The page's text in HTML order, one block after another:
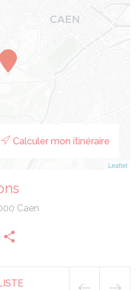
Leaflet
Calculer mon itinéraire
Caen
LinkedIn
Panneau de gestion des cookies